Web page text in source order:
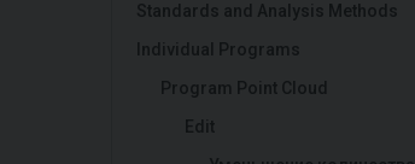
Standards and Analysis Methods
Individual Programs
Program Point Cloud
Edit